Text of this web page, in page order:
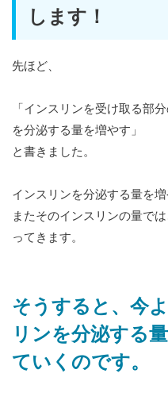
します！
先ほど、
「インスリンを受け取る部
を分泌する量を増やす」
と書きました。
インスリンを分泌する量を
またそのインスリンの量で
ってきます。
そうすると、今
リンを分泌する
ていくのです。